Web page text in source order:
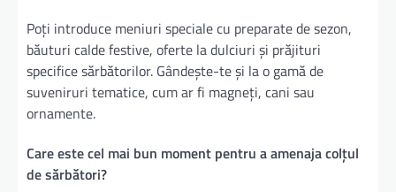
Poți introduce meniuri speciale cu preparate de sezon,
băuturi calde festive, oferte la dulciuri și prăjituri
specifice sărbătorilor. Gândește-te și la o gamă de
suveniruri tematice, cum ar fi magneți, cani sau
ornamente.
Care este cel mai bun moment pentru a amenaja colțul
de sărbători?